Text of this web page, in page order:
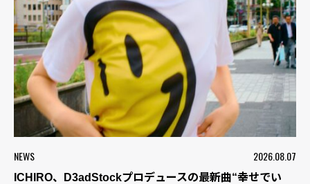
NEWS 2026.08.07
ICHIRO、D3adStockプロデュースの最新曲“幸せでい